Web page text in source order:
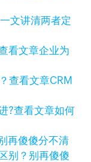
文讲清两者定
看文章企业为
查看文章CRM
查看文章如何
别？别再傻傻